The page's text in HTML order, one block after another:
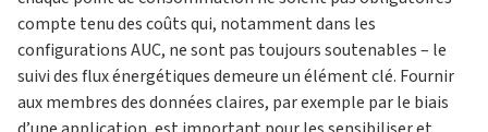
compte tenu des coûts qui, notamment dans les
configurations AUC, ne sont pas toujours soutenables – le
suivi des flux énergétiques demeure un élément clé. Fournir
aux membres des données claires, par exemple par le biais